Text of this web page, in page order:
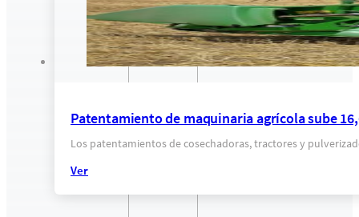
Patentamiento de maquinaria agrícola sube
Los patentamientos de cosechadoras, tractores y
Ver